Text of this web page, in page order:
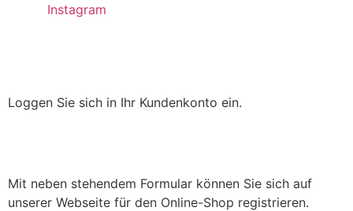
Instagram
Loggen Sie sich in Ihr Kundenkonto ein.
Mit neben stehendem Formular können Sie sich auf
unserer Webseite für den Online-Shop registrieren.